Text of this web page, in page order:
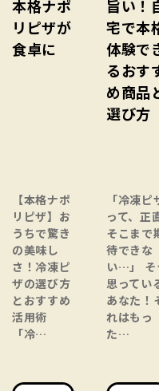
本格ナポ
リピザが
食卓に
【本格ナポ
リピザ】お
うちで驚き
の美味し
さ！冷凍ピ
ザの選び方
とおすすめ
活用術
「冷…
旨い！
宅で本
体験で
るおす
め商品
選び方
「冷凍ピ
って、正
そこまで
待できな
い…」 そ
思ってい
あなた！
れはもっ
た…